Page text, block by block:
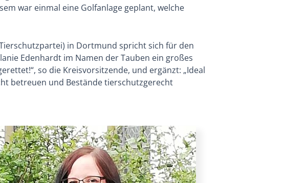
war einmal eine Golfanlage geplant, welche
in Dortmund spricht sich für den
Edenhardt im Namen der Tauben ein großes
so die Kreisvorsitzende, und ergänzt: „Ideal
betreuen und Bestände tierschutzgerecht